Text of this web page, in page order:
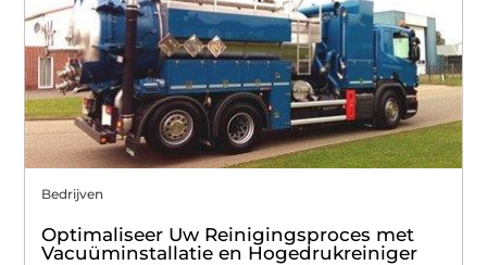
Bedrijven
Optimaliseer Uw Reinigingsproces met
Vacuüminstallatie en Hogedrukreiniger